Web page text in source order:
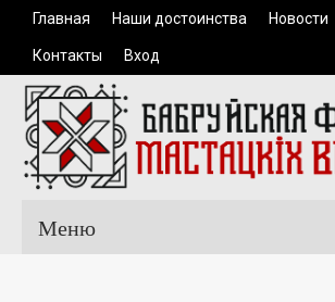
Главная Наши достоинства Новости
Контакты Вход
Меню